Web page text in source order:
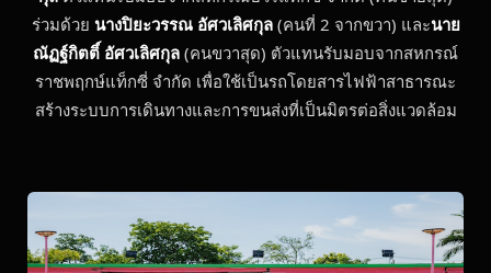
ร่วมด้วย นางปิยะวรรณ อัศวเลิศกุล(คนที่ 2 จากขวา) และนาย
ณัฏฐ์กิตติ์ อัศวเลิศกุล (คนขวาสุด) ตัวแทนรับมอบจากสหกรณ์
ราชพฤกษ์แท็กซี่ จำกัด เพื่อใช้เป็นรถโดยสารไฟฟ้าสาธารณะ
สร้างระบบการเดินทางและการขนส่งที่เป็นมิตรต่อสิ่งแวดล้อม